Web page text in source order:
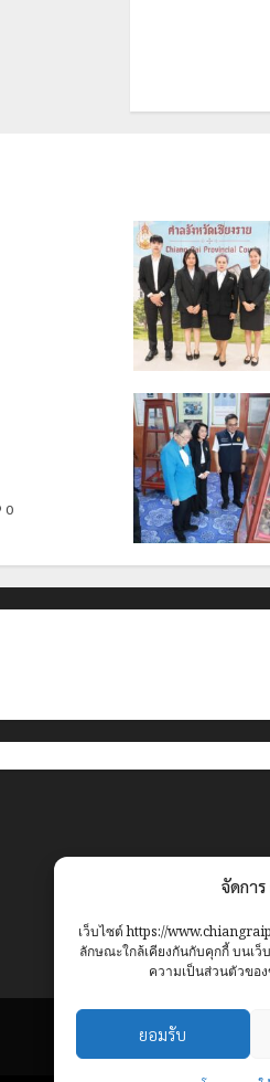
จัดกา
เว็บไซต์ https://
ลักษณะใกล้เคียงกันกับคุกกี้ บนเว็
ความเป็นส่วนตัวขอ
ยอมรับ
0